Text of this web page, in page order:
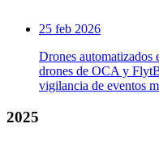
25 feb 2026
Drones automatizados
drones de OCA y
vigilancia de eventos
2025